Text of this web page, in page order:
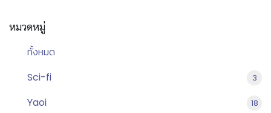
หมวดหมู่
ทั้งหมด
Sci-fi
3
Yaoi 18